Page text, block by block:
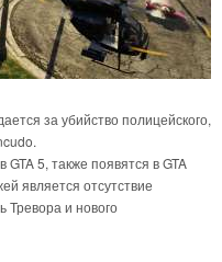
за убийство полицейского,
5, также появятся в GTA
является отсутствие
Тревора и нового